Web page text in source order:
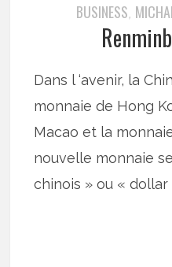
BUSINESS,
Dans l ‘avenir, la
monnaie de Hong
Macao et la
nouvelle monnaie
chinois » ou « dollar